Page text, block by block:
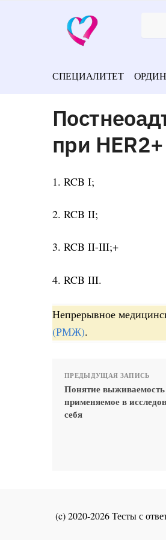
СПЕЦИАЛИТЕТ
при
1. RCB I;
2. RCB II;
3. RCB II-III;+
4. RCB III.
Непрерывное
(РМЖ).
ПРЕДЫДУЩАЯ ЗАПИСЬ
Понятие
применяемое в
себя
(c) 2020-2026 Тесты с